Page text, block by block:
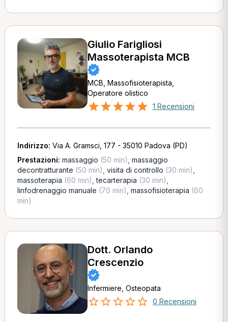
Giulio Farigliosi
Massoterapista MCB
MCB, Massofisioterapista,
Operatore olistico
1 Recensioni
Indirizzo: Via A. Gramsci, 177 - 35010 Padova (PD)
Prestazioni: massaggio (50 min) massaggio
decontratturante (50 min) visita di controllo (30 min)
massoterapia (60 min) ,tecarterapia (30 min)
linfodrenaggio manuale (70 min) massofisioterapia (60
min)
Dott. Orlando
Crescenzio
Infermiere, Osteopata
0 Recensioni